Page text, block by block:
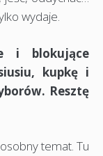
wydaje.
i blokujące
kupkę i
Resztę
temat. Tu